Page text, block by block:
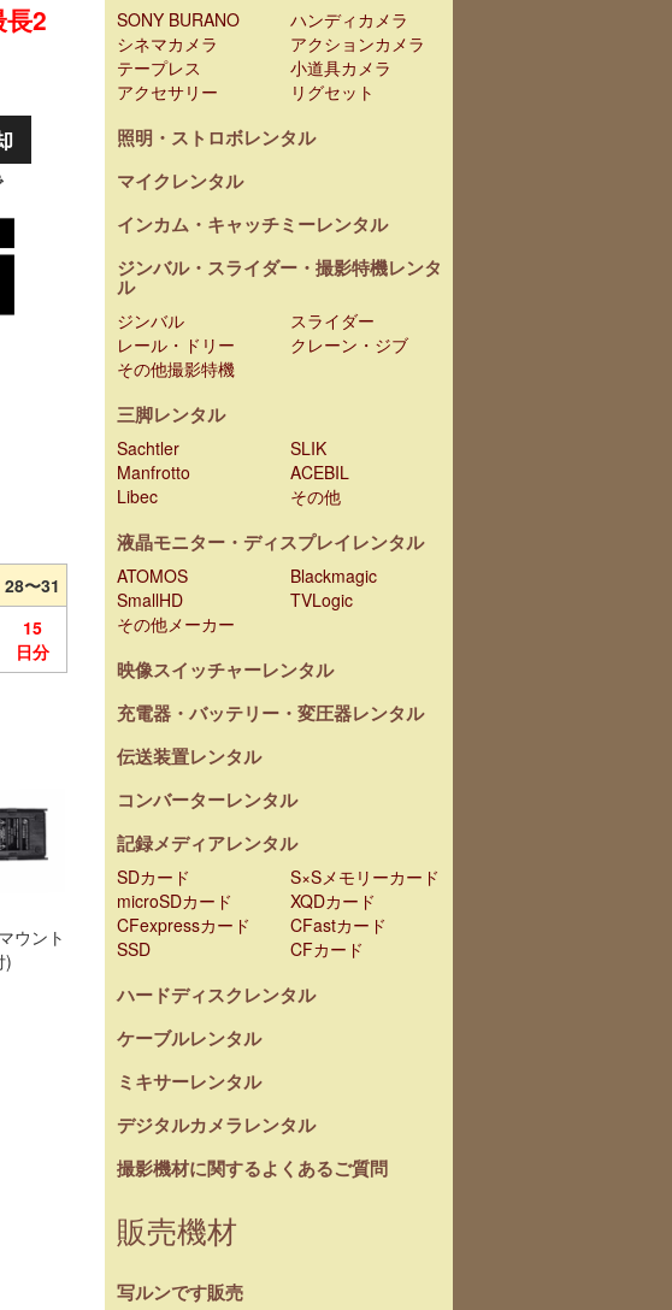
長2
28〜31
15
日分
ウント
)
SONY BURANO
ハンディカメラ
シネマカメラ
アクションカメラ
テープレス
小道具カメラ
アクセサリー
リグセット
照明・ストロボレンタル
マイクレンタル
インカム・キャッチミーレンタル
ジンバル・スライダー・撮影特機レンタ
ル
ジンバル
スライダー
レール・ドリー
クレーン・ジブ
その他撮影特機
三脚レンタル
Sachtler
SLIK
Manfrotto
ACEBIL
Libec
その他
液晶モニター・ディスプレイレンタル
ATOMOS
Blackmagic
SmallHD
TVLogic
その他メーカー
映像スイッチャーレンタル
充電器・バッテリー・変圧器レンタル
伝送装置レンタル
コンバーターレンタル
記録メディアレンタル
SDカード
S×Sメモリーカード
microSDカード
XQDカード
CFexpressカード
CFastカード
SSD
CFカード
ハードディスクレンタル
ケーブルレンタル
ミキサーレンタル
デジタルカメラレンタル
撮影機材に関するよくあるご質問
販売機材
写ルンです販売